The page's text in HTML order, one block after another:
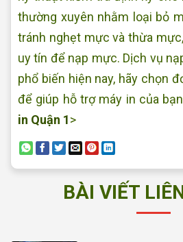
thường xuyên nhằm loại bỏ
tránh nghẹt mực và thừa
uy tín để nạp mực. Dịch vụ
phổ biến hiện nay, hãy chọn
để giúp hỗ trợ máy in của
in Quận 1>
BÀI VIẾT